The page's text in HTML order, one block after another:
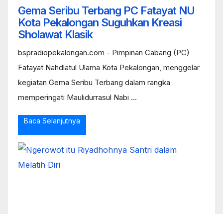
Gema Seribu Terbang PC Fatayat NU
Kota Pekalongan Suguhkan Kreasi
Sholawat Klasik
bspradiopekalongan.com - Pimpinan Cabang (PC)
Fatayat Nahdlatul Ulama Kota Pekalongan, menggelar
kegiatan Gema Seribu Terbang dalam rangka
memperingati Maulidurrasul Nabi ...
Baca Selanjutnya